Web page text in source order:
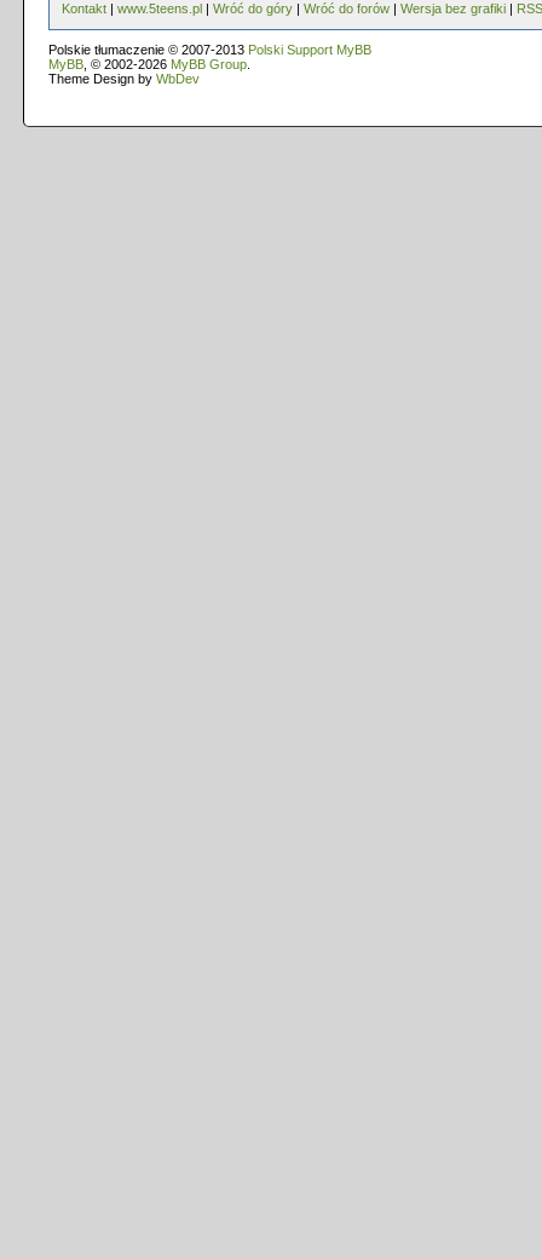
Kontakt | www.5teens.pl | Wróć do góry | Wróć do forów | Wersja bez grafiki | RSS
Polskie tłumaczenie © 2007-2013 Polski Support MyBB
MyBB , © 2002-2026 MyBB Group
Theme Design by WbDev